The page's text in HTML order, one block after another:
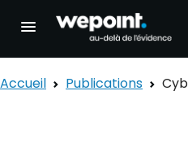
Ouvrir la navigation
Accueil Publications